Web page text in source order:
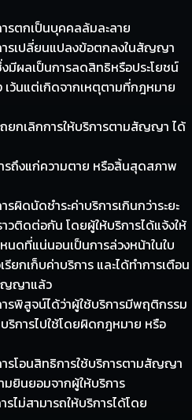
ป็นบุคคลล้มละลาย
ยนแปลงข้อตกลงในสัญญา
งมีผลเป็นการลดสิทธิหรือประโยชน์
ว้นแต่เกิดจากเหตุตามที่กฎหมาย
เลิกการให้บริการตามสัญญา ได้
ความตาย หรือสิ้นสุดสภาพ
ำระค่าบริการเกินกว่าระยะ
ติดต่อกัน โดยผู้ให้บริการได้แจ้งให้
นดที่แน่นอนเป็นการล่วงหน้าในใบ
รียกเก็บค่าบริการ และได้ทำการเตือน
ญญาแล้ว
ได้ว่าผู้ใช้บริการมีพฤติกรรม
ริการไปใช้โดยผิดกฎหมาย หรือ
ทธิการใช้บริการตามสัญญา
ยินยอมจากผู้ให้บริการ
มารถให้บริการได้โดย